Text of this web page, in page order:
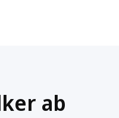
ab